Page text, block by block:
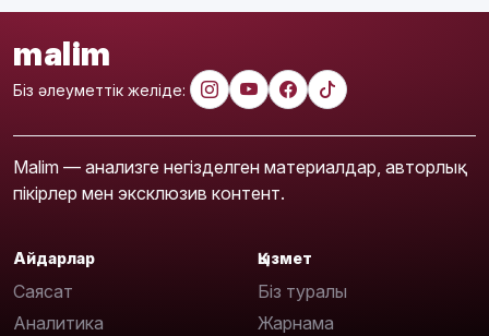
malim
Біз әлеуметтік желіде:
Malim — анализге негізделген материалдар, авторлық
пікірлер мен эксклюзив контент.
Айдарлар
Саясат
Аналитика
Қызмет
Біз туралы
Жарнама